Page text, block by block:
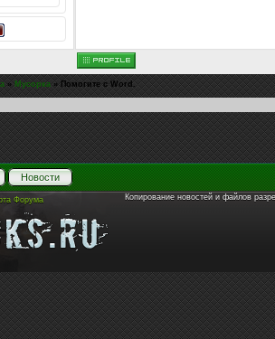
» Мусорка » Помогите с Word.
Новости
Форума Копирование новостей и файлов